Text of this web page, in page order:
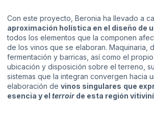
Con este proyecto, Beronia ha llevado a
aproximación holística en el diseño de
todos los elementos que la componen
de los vinos que se elaboran. Maquinaria,
fermentación y barricas, así como el
ubicación y disposición sobre el terreno,
sistemas que la integran convergen hacia
elaboración de vinos singulares que
esencia y el terroir de esta región